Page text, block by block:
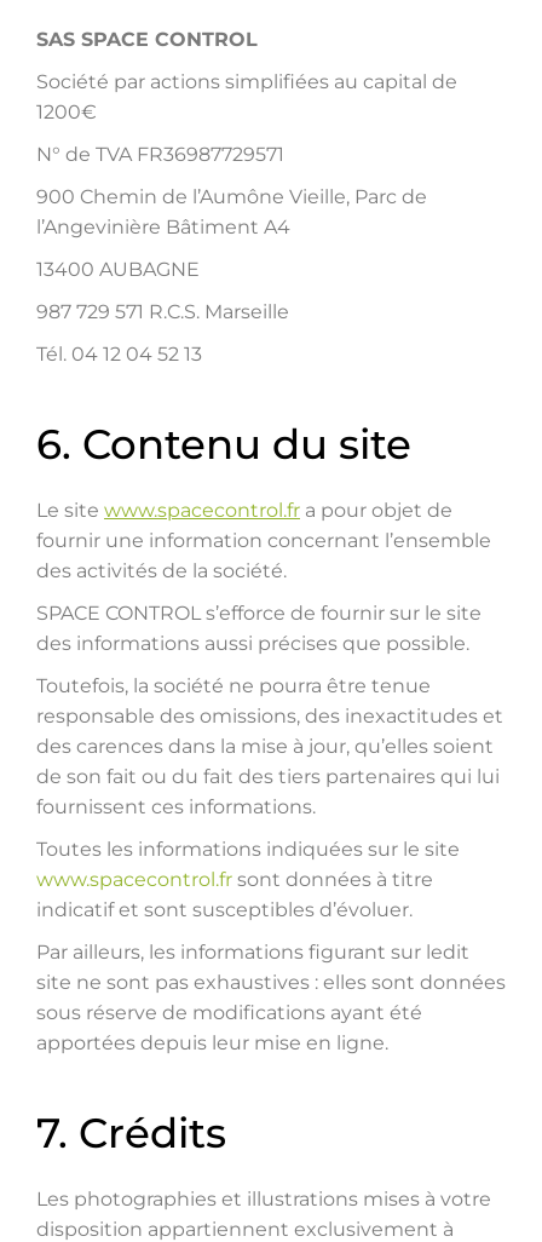
SAS SPACE CONTROL
Société par actions simplifiées au capital de
1200€
N° de TVA FR36987729571
900 Chemin de l’Aumône Vieille, Parc de
l’Angevinière Bâtiment A4
13400 AUBAGNE
987 729 571 R.C.S. Marseille
Tél. 04 12 04 52 13
6. Contenu du site
Le site www.spacecontrol.fr a pour objet de
fournir une information concernant l’ensemble
des activités de la société.
SPACE CONTROL s’efforce de fournir sur le site
des informations aussi précises que possible.
Toutefois, la société ne pourra être tenue
responsable des omissions, des inexactitudes et
des carences dans la mise à jour, qu’elles soient
de son fait ou du fait des tiers partenaires qui lui
fournissent ces informations.
Toutes les informations indiquées sur le site
www.spacecontrol.fr sont données à titre
indicatif et sont susceptibles d’évoluer.
Par ailleurs, les informations figurant sur ledit
site ne sont pas exhaustives : elles sont données
sous réserve de modifications ayant été
apportées depuis leur mise en ligne.
7. Crédits
Les photographies et illustrations mises à votre
disposition appartiennent exclusivement à